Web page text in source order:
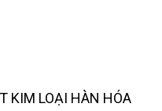
KIM LOẠI HÀN HÓA